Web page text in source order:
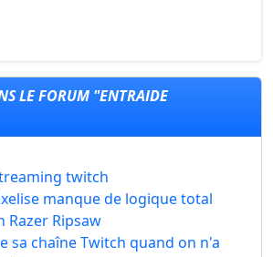
LE FORUM "ENTRAIDE
twitch
manque de logique total
Razer Ripsaw
sa chaîne Twitch quand on n'a